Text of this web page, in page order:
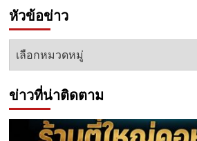
หัวข้อข่าว
หัวข้อ
ข่าวที่น่าติดตาม